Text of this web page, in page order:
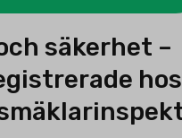
säkerhet –
hos